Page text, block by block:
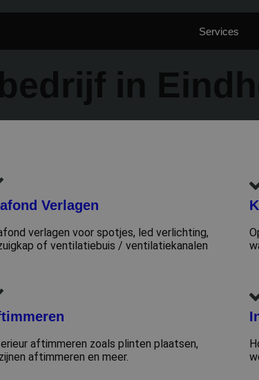
Services
in
Verlagen
verlagen voor spotjes, led verlichting,
of ventilatiebuis / ventilatiekanalen
aftimmeren zoals plinten plaatsen,
aftimmeren en meer.